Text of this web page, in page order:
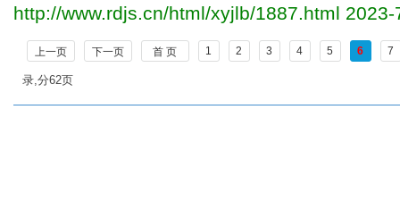
http://www.rdjs.cn/html/xyjlb/1887.html 2023-
上一页 下一页 首 页 1 2 3 4 5 6 7
录,分62页